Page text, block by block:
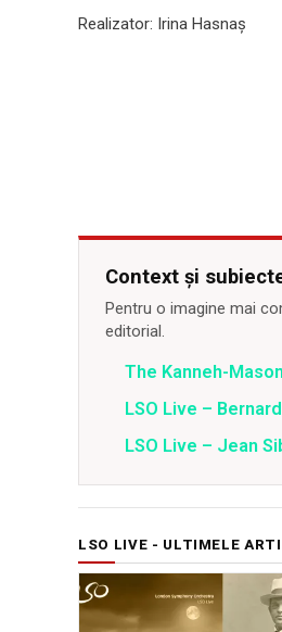
Realizator: Irina Hasnaș
Context și
Pentru o imagine mai
editorial.
The Kanneh-
LSO Live –
LSO Live – Jean
LSO LIVE - ULTIMELE